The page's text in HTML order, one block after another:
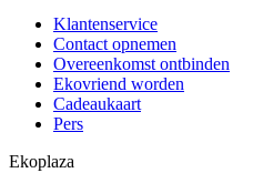
Klantenservice
Contact opnemen
Overeenkomst ontbinden
Ekovriend worden
Cadeaukaart
Pers
Ekoplaza